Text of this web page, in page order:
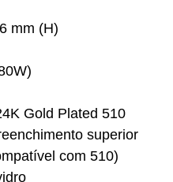
mm (H)
Gold Plated 510
superior
com 510)